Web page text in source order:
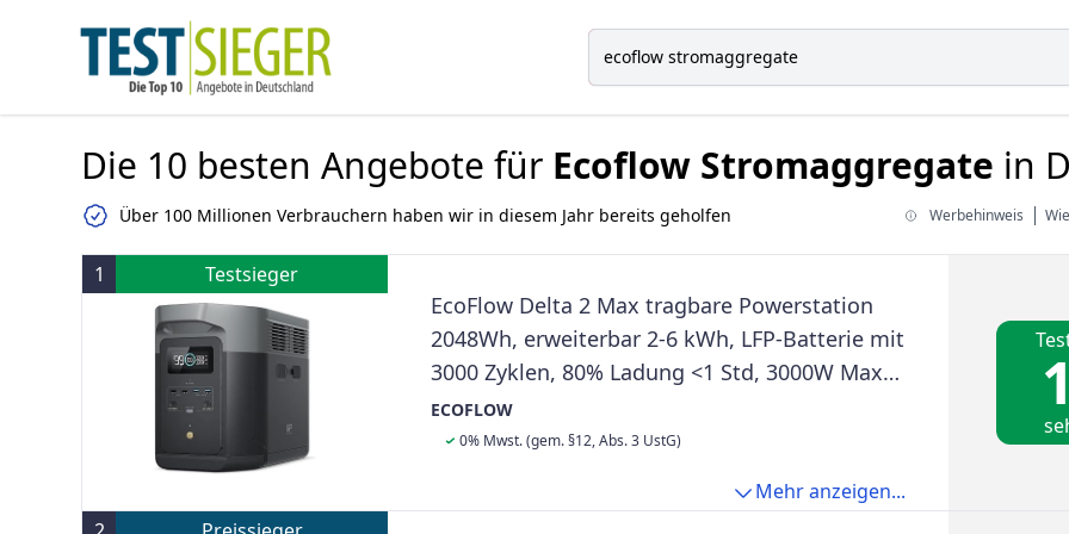
Die 10 besten Angebote für Ecoflow Stromaggregate in
Über 100 Millionen Verbrauchern haben wir in diesem Jahr bereits geholfen Werbehinweis
1 Testsieger
EcoFlow Delta 2 Max tragbare Powerstation
2048Wh, erweiterbar 2-6 kWh, LFP-Batterie mit
3000 Zyklen, 80% Ladung <1 Std, 3000W Max
Ausgangsleistung, Solargenerator für
Zuhause, Camping, Wohnmobil
ECOFLOW
0% Mwst. (gem. §12, Abs. 3 UstG)
Mehr anzeigen...